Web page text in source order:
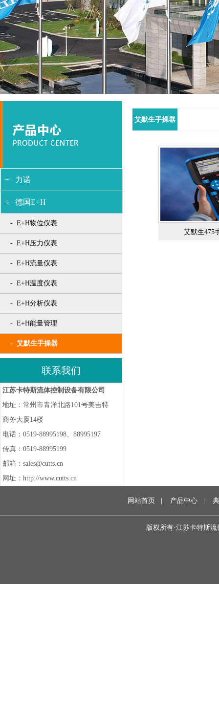
+ 力诺
+ 德国E+H
- E+H物位仪表
- E+H压力仪表
- E+H流量仪表
- E+H温度仪表
- E+H分析仪表
- E+H能量管理
- 艾默生手操器
联系我们
江苏卡特斯流体控制设备有限公司
地址：常州市青洋北路101号美吉特
商务大厦14楼
电话：0519-88995198、88995197
传真：0519-88995199
邮箱：sales@cutts.cn
网址：http://www.cutts.cn
艾默生手操器
艾默生475
网站首页 产品中心|
版权所有·江苏卡特